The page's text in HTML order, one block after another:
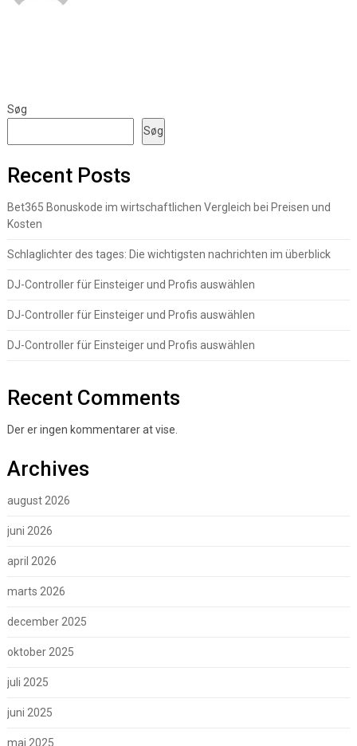
Søg
Søg
Recent Posts
Bet365 Bonuskode im wirtschaftlichen Vergleich bei Preisen und
Kosten
Schlaglichter des tages: Die wichtigsten nachrichten im überblick
DJ-Controller für Einsteiger und Profis auswählen
DJ-Controller für Einsteiger und Profis auswählen
DJ-Controller für Einsteiger und Profis auswählen
Recent Comments
Der er ingen kommentarer at vise.
Archives
august 2026
juni 2026
april 2026
marts 2026
december 2025
oktober 2025
juli 2025
juni 2025
maj 2025